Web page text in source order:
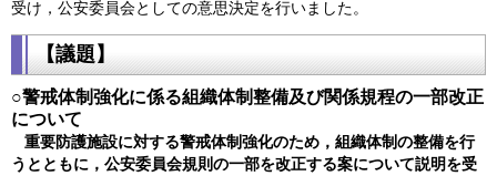
受け，公安委員会としての意思決定を行いました。
【議題】
○警戒体制強化に係る組織体制整備及び関係規程の一部改正
について
重要防護施設に対する警戒体制強化のため，組織体制の整備を行
うとともに，公安委員会規則の一部を改正する案について説明を受